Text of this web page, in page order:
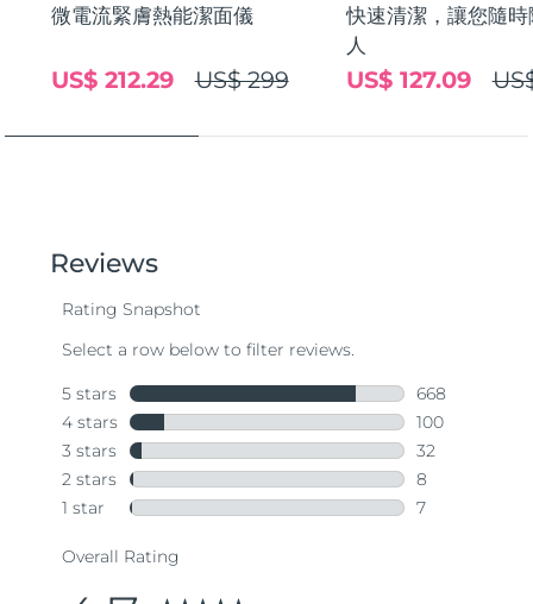
微電流緊膚熱能潔面儀
US$ 299
US$ 212.29
快速清潔，讓您隨
人
US$ 127.09